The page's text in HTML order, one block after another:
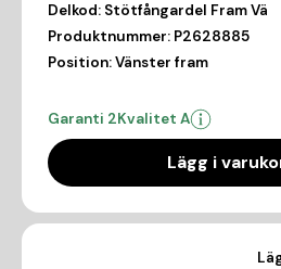
Delkod: Stötfångardel Fram Vä
Produktnummer: P2628885
Position:Vänster fram
Garanti 2Kvalitet A
Lägg i